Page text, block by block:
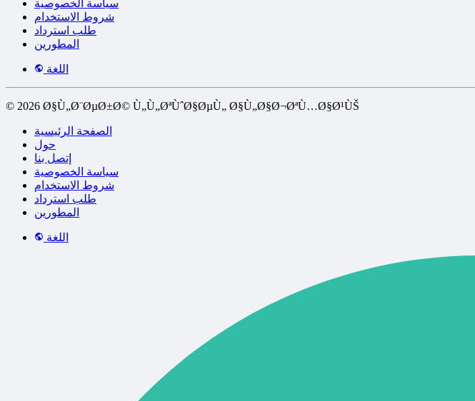
سياسة الخصوصية
شروط الاستخدام
طلب استرداد
المطورين
اللغة
© 2026 Ø§Ù„Ø¨ØµØ±Ø© Ù„Ù„ØªÙˆØ§ØµÙ„ Ø§Ù„Ø§Ø¬ØªÙ…Ø§Ø¹ÙŠ
الصفحة الرئيسية
حول
إتصل بنا
سياسة الخصوصية
شروط الاستخدام
طلب استرداد
المطورين
اللغة